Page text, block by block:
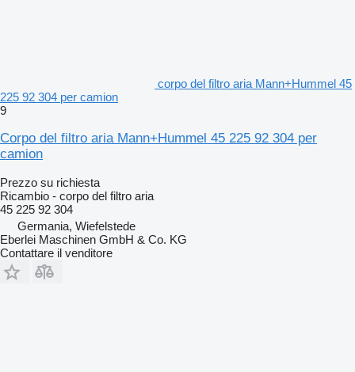
corpo del filtro aria Mann+Hummel 45
225 92 304 per camion
9
Corpo del filtro aria Mann+Hummel 45 225 92 304 per
camion
Prezzo su richiesta
Ricambio - corpo del filtro aria
45 225 92 304
Germania, Wiefelstede
Eberlei Maschinen GmbH & Co. KG
Contattare il venditore